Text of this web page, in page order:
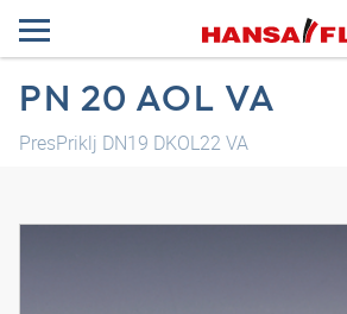
PN 20 AOL VA
PresPriklj DN19 DKOL22 VA